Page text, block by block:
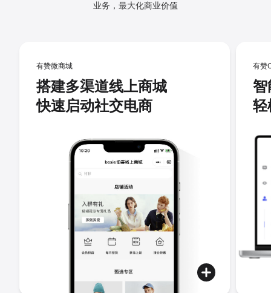
业务，最大化商业价值
有赞微商城
搭建多渠道线上商城
快速启动社交电商
有赞
智
轻